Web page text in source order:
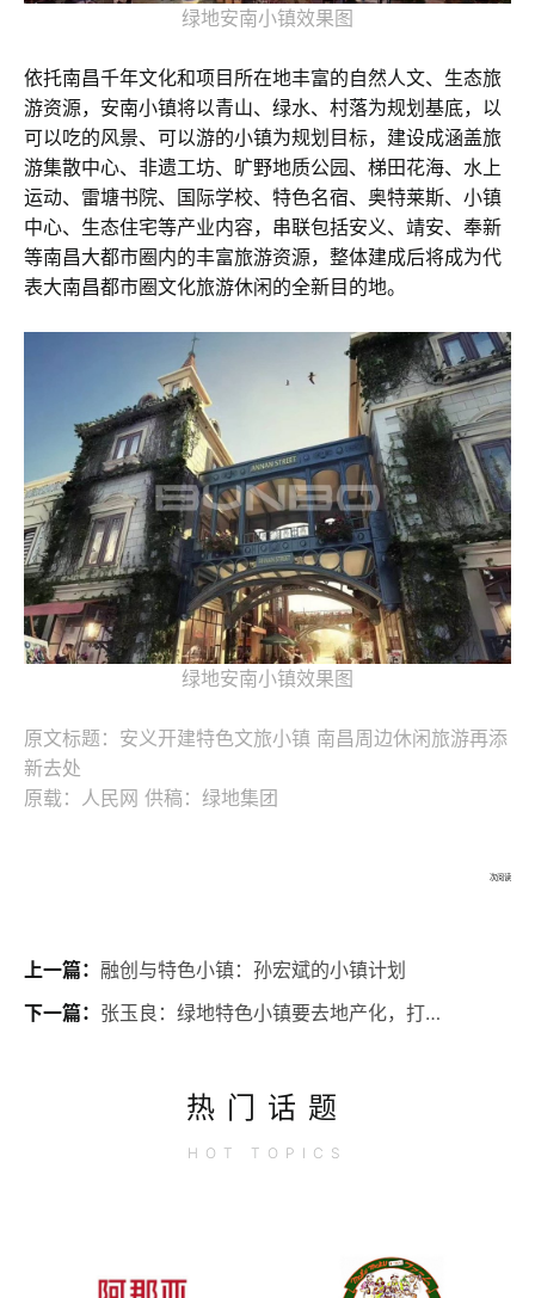
绿地安南小镇效果图
依托南昌千年文化和项目所在地丰富的自然人文、生态旅
游资源，安南小镇将以青山、绿水、村落为规划基底，以
可以吃的风景、可以游的小镇为规划目标，建设成涵盖旅
游集散中心、非遗工坊、旷野地质公园、梯田花海、水上
运动、雷塘书院、国际学校、特色名宿、奥特莱斯、小镇
中心、生态住宅等产业内容，串联包括安义、靖安、奉新
等南昌大都市圈内的丰富旅游资源，整体建成后将成为代
表大南昌都市圈文化旅游休闲的全新目的地。
绿地安南小镇效果图
原文标题：安义开建特色文旅小镇 南昌周边休闲旅游再添
新去处
原载：人民网 供稿：绿地集团
次阅读
上一篇： 融创与特色小镇：孙宏斌的小镇计划
下一篇：
张玉良：绿地特色小镇要去地产化，打造有机生态体
热门话题
HOT TOPICS